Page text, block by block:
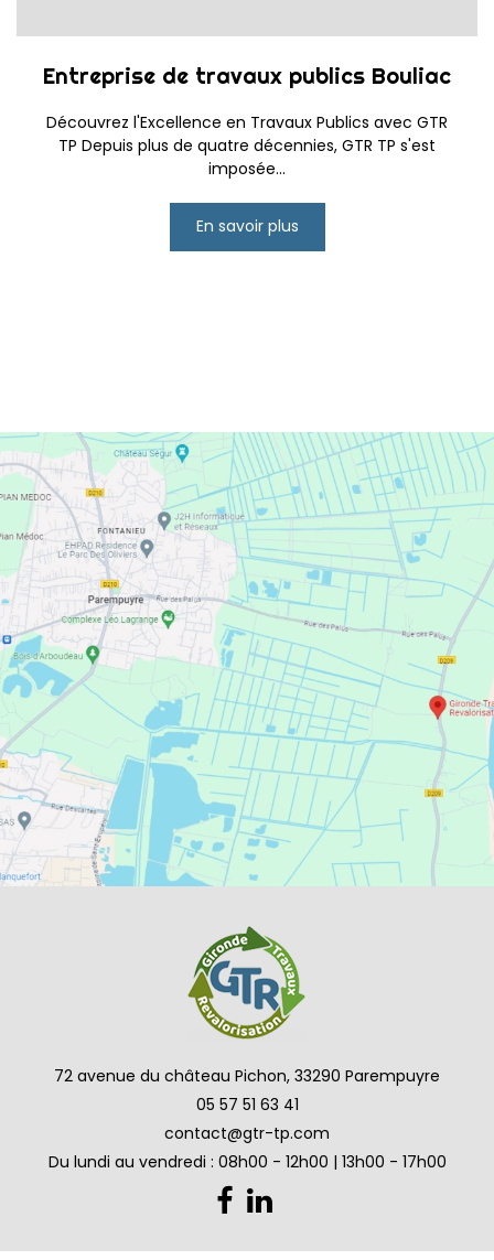
Entreprise de travaux publics Bouliac
Découvrez l'Excellence en Travaux Publics avec GTR
TP Depuis plus de quatre décennies, GTR TP s'est
imposée...
En savoir plus
72 avenue du château Pichon, 33290 Parempuyre
05 57 51 63 41
contact@gtr-tp.com
Du lundi au vendredi : 08h00 - 12h00 | 13h00 - 17h00